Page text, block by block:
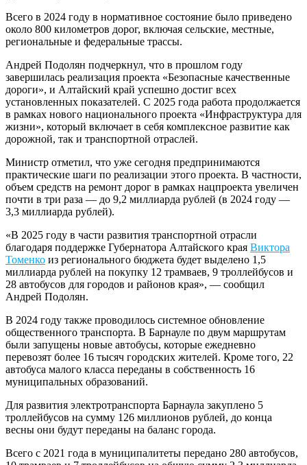
Всего в 2024 году в нормативное состояние было приведено
около 800 километров дорог, включая сельские, местные,
региональные и федеральные трассы.
Андрей Подолян подчеркнул, что в прошлом году
завершилась реализация проекта «Безопасные качественные
дороги», и Алтайский край успешно достиг всех
установленных показателей. С 2025 года работа продолжается
в рамках нового национального проекта «Инфраструктура для
жизни», который включает в себя комплексное развитие как
дорожной, так и транспортной отраслей.
Министр отметил, что уже сегодня предпринимаются
практические шаги по реализации этого проекта. В частности,
объем средств на ремонт дорог в рамках нацпроекта увеличен
почти в три раза — до 9,2 миллиарда рублей (в 2024 году —
3,3 миллиарда рублей).
«В 2025 году в части развития транспортной отрасли
благодаря поддержке Губернатора Алтайского края Виктора
Томенко из регионального бюджета будет выделено 1,5
миллиарда рублей на покупку 12 трамваев, 9 троллейбусов и
28 автобусов для городов и районов края», — сообщил
Андрей Подолян.
В 2024 году также проводилось системное обновление
общественного транспорта. В Барнауле по двум маршрутам
были запущены новые автобусы, которые ежедневно
перевозят более 16 тысяч городских жителей. Кроме того, 22
автобуса малого класса переданы в собственность 16
муниципальных образований.
Для развития электротранспорта Барнаула закуплено 5
троллейбусов на сумму 126 миллионов рублей, до конца
весны они будут переданы на баланс города.
Всего с 2021 года в муниципалитеты передано 280 автобусов,